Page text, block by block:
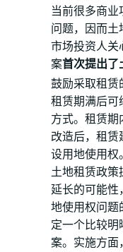
当前很多商业
问题，因而
市场投资人关
案首次提出了
鼓励采取租赁
租赁期满后可
方式。租赁
改造后，租
设用地使用权。
土地租赁政策
延长的可能性
地使用权问题
定一个比较明
案。实施方面